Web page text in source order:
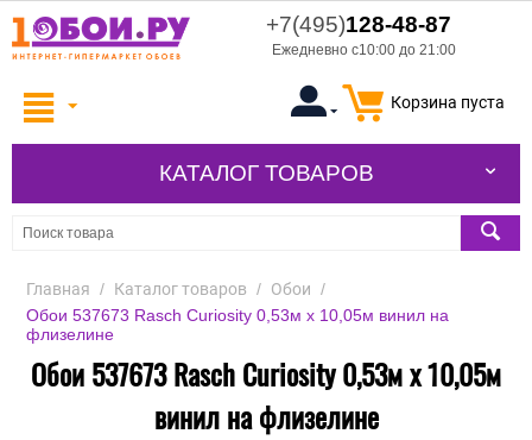
+7(495)128-48-87
Ежедневно с10:00 до 21:00
Корзина пуста
КАТАЛОГ ТОВАРОВ
Главная / Каталог товаров / Обои /
Обои 537673 Rasch Curiosity 0,53м x 10,05м винил на
флизелине
Обои 537673 Rasch Curiosity 0,53м x 10,05м
винил на флизелине